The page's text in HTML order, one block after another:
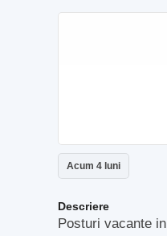
Acum 4 luni
Descriere
Posturi vacante